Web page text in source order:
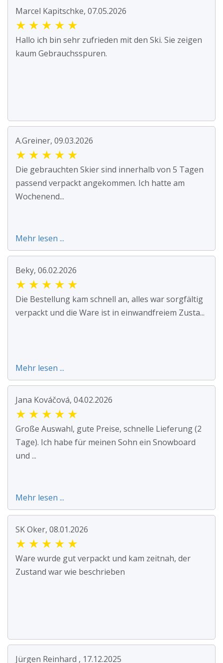
Marcel Kapitschke, 07.05.2026
★ ★ ★ ★ ★
Hallo ich bin sehr zufrieden mit den Ski. Sie zeigen
kaum Gebrauchsspuren.
A.Greiner, 09.03.2026
★ ★ ★ ★ ★
Die gebrauchten Skier sind innerhalb von 5 Tagen
passend verpackt angekommen. Ich hatte am
Wochenend...
Mehr lesen ...
Beky, 06.02.2026
★ ★ ★ ★ ★
Die Bestellung kam schnell an, alles war sorgfältig
verpackt und die Ware ist in einwandfreiem Zusta...
Mehr lesen ...
Jana Kováčová, 04.02.2026
★ ★ ★ ★ ★
Große Auswahl, gute Preise, schnelle Lieferung (2
Tage). Ich habe für meinen Sohn ein Snowboard
und ...
Mehr lesen ...
SK Oker, 08.01.2026
★ ★ ★ ★ ★
Ware wurde gut verpackt und kam zeitnah, der
Zustand war wie beschrieben
Jürgen Reinhard , 17.12.2025